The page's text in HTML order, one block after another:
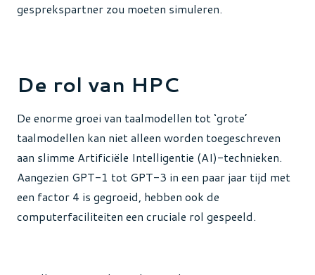
gesprekspartner zou moeten simuleren.
De rol van HPC
De enorme groei van taalmodellen tot ‘grote’
taalmodellen kan niet alleen worden toegeschreven
aan slimme Artificiële Intelligentie (AI)-technieken.
Aangezien GPT-1 tot GPT-3 in een paar jaar tijd met
een factor 4 is gegroeid, hebben ook de
computerfaciliteiten een cruciale rol gespeeld.